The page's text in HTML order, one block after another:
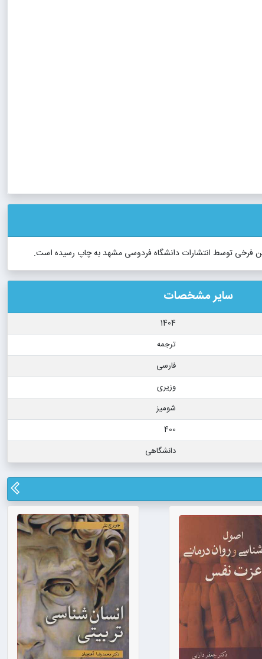
فرخی توسط انتشارات دانشگاه فردوسی مشهد به چاپ رسیده است.
سایر مشخصات
1404
ترجمه
فارسی
وزیری
شومیز
400
دانشگاهی